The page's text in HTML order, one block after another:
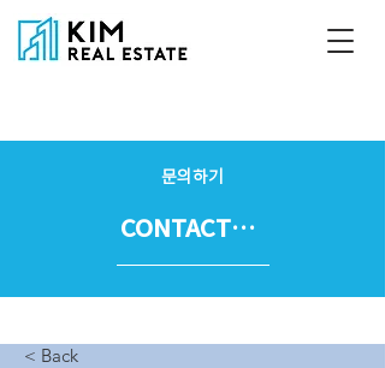
문의하기
CONTACT US
< Back